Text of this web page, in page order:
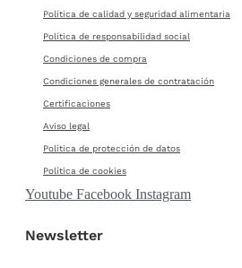
Política de calidad y seguridad alimentaria
Política de responsabilidad social
Condiciones de compra
Condiciones generales de contratación
Certificaciones
Aviso legal
Política de protección de datos
Política de cookies
Youtube Facebook Instagram
Newsletter